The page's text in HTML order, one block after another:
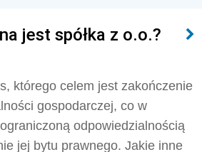
jest spółka z o.o.?
którego celem jest zakończenie
gospodarczej, co w
odpowiedzialnością
jej bytu prawnego. Jakie inne